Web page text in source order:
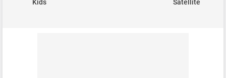
Kids
Satellite